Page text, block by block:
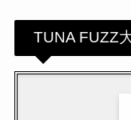
TUNA FUZZ